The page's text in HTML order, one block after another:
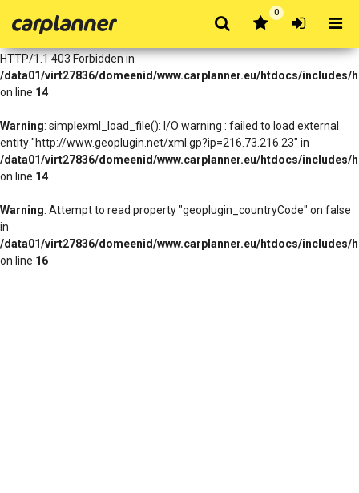
Warning: simplexml_load_file(http://www.geoplugin.net/xml.gp?
HTTP/1.1 403 Forbidden in
/data01/virt27836/domeenid/www.carplanner.eu/htdocs/includes/
on line 14
Warning: simplexml_load_file(): I/O warning : failed to load external
entity "http://www.geoplugin.net/xml.gp?ip=216.73.216.23" in
/data01/virt27836/domeenid/www.carplanner.eu/htdocs/includes/
on line 14
Warning: Attempt to read property "geoplugin_countryCode" on false
in
/data01/virt27836/domeenid/www.carplanner.eu/htdocs/includes/
on line 16
0